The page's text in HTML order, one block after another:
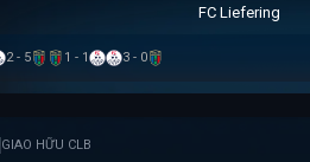
FC Liefering
2 - 5 1 - 1 3 - 0
GIAO HỮU CLB